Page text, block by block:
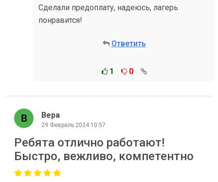
Сделали предоплату, надеюсь, лагерь
понравится!
Ответить
1 0
Вера
29 Февраль 2024 10:57
Ребята отлично работают!
Быстро, вежливо, компетентно